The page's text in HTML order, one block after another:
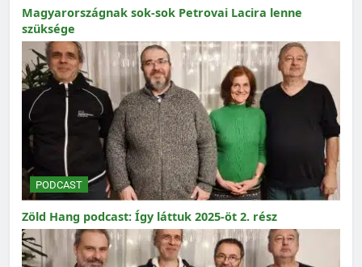
Magyarországnak sok-sok Petrovai Lacira lenne
szüksége
PODCAST
Zöld Hang podcast: Így láttuk 2025-öt 2. rész